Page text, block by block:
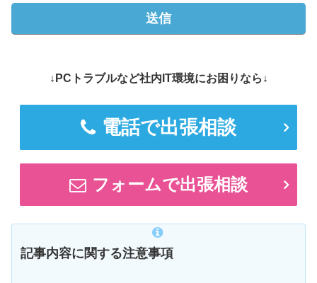
↓PCトラブルなど社内IT環境にお困りなら↓
電話で出張相談
フォームで出張相談
記事内容に関する注意事項